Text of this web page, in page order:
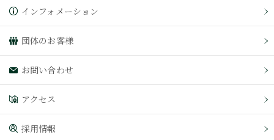
インフォメーション
団体のお客様
お問い合わせ
アクセス
採用情報